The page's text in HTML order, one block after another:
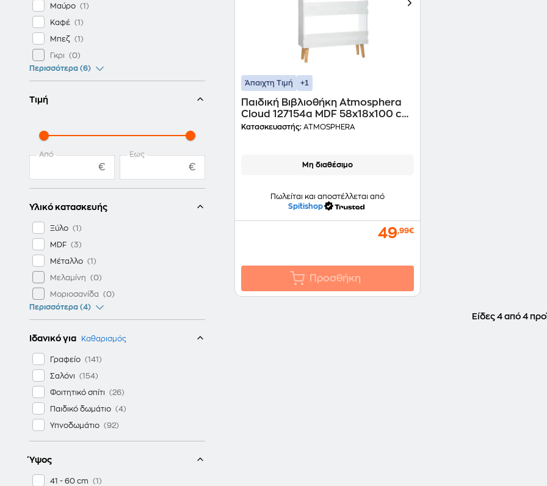
Μαύρο
Καφέ
Μπεζ
Γκρι
Περισσότερα (6)
Τιμή
Από
€
Έως
€
Υλικό κατασκευής
Ξύλο
MDF
Μέταλλο
Μελαμίνη
Μοριοσανίδα
Περισσότερα (4)
Ιδανικό για Καθαρισμός
Γραφείο
Σαλόνι
Φοιτητικό σπίτι
Παιδικό δωμάτιο
Υπνοδωμάτιο
Ύψος
41 - 60 cm
Άπαιχτη Τιμή +1
Παιδική Βιβλιοθήκη Atmosphera
Cloud 127154a MDF 58x18x100 cm
- Λευκό
Κατασκευαστής: ATMOSPHERA
Μη διαθέσιμο
Πωλείται και αποστέλλεται από
Spitishop
49,99€
Προσθήκη
Είδες 4 από 4